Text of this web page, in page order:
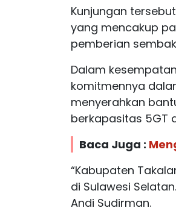
Kunjungan
yang mencakup
pemberian
Dalam
komitmennya
menyerahkan
berkapasitas 5GT
Baca Juga :
“Kabupaten
di Sulawesi
Andi Sudirman.